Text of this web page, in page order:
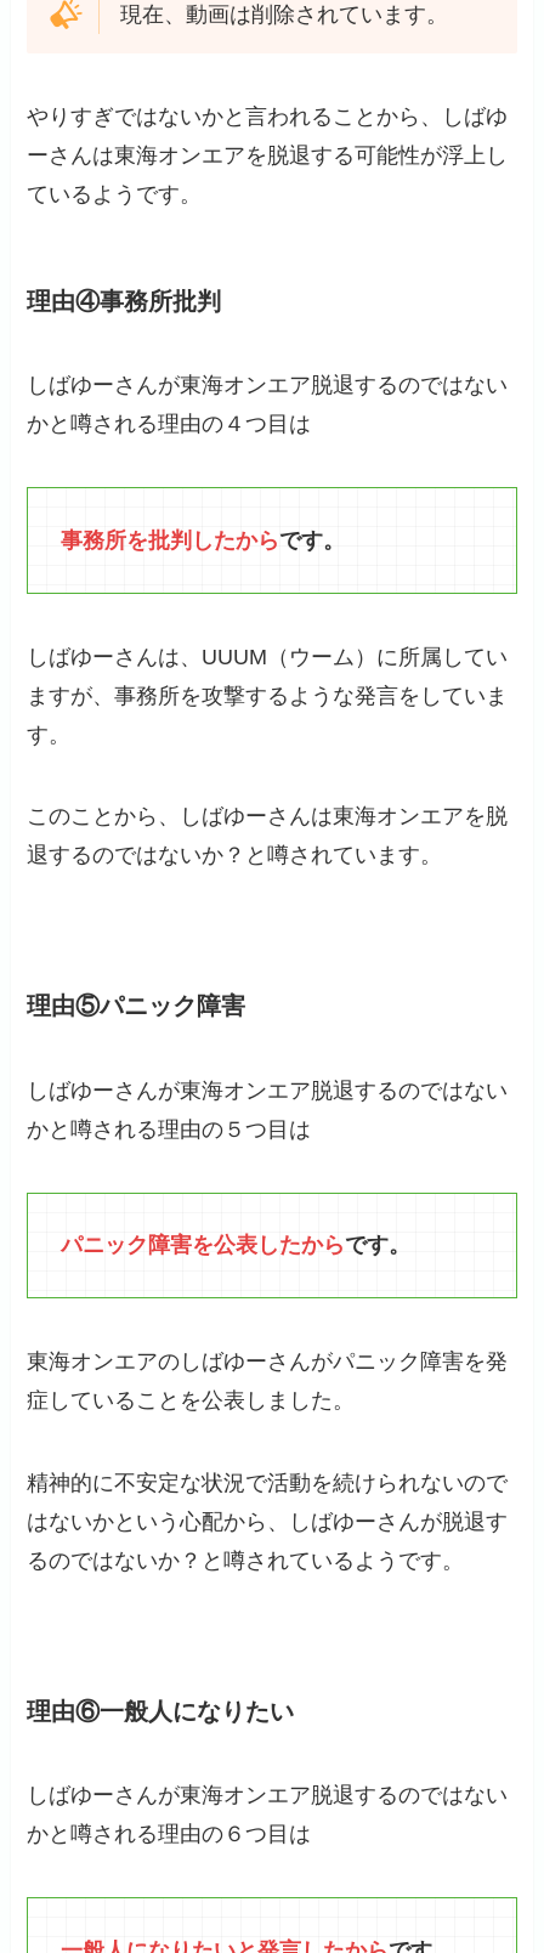
現在、動画は削除されています。
やりすぎではないかと言われることから、しばゆ
ーさんは東海オンエアを脱退する可能性が浮上し
ているようです。
理由④事務所批判
しばゆーさんが東海オンエア脱退するのではない
かと噂される理由の４つ目は
事務所を批判したからです。
しばゆーさんは、UUUM（ウーム）に所属してい
ますが、事務所を攻撃するような発言をしていま
す。
このことから、しばゆーさんは東海オンエアを脱
退するのではないか？と噂されています。
理由⑤パニック障害
しばゆーさんが東海オンエア脱退するのではない
かと噂される理由の５つ目は
パニック障害を公表したからです。
東海オンエアのしばゆーさんがパニック障害を発
症していることを公表しました。
精神的に不安定な状況で活動を続けられないので
はないかという心配から、しばゆーさんが脱退す
るのではないか？と噂されているようです。
理由⑥一般人になりたい
しばゆーさんが東海オンエア脱退するのではない
かと噂される理由の６つ目は